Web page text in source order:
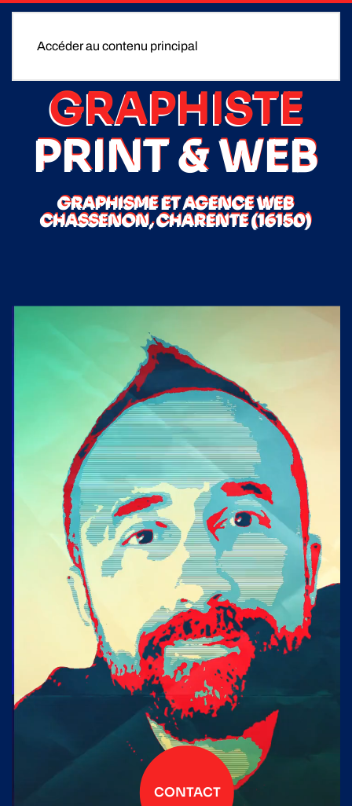
Accéder au contenu principal
GRAPHISTE
PRINT & WEB
GRAPHISME ET AGENCE WEB
CHASSENON, CHARENTE (16150)
CONTACT